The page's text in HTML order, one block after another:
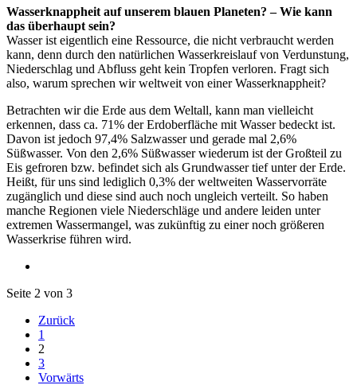
Wasserknappheit auf unserem blauen Planeten? – Wie kann
das überhaupt sein?
Wasser ist eigentlich eine Ressource, die nicht verbraucht werden
kann, denn durch den natürlichen Wasserkreislauf von Verdunstung,
Niederschlag und Abfluss geht kein Tropfen verloren. Fragt sich
also, warum sprechen wir weltweit von einer Wasserknappheit?
Betrachten wir die Erde aus dem Weltall, kann man vielleicht
erkennen, dass ca. 71% der Erdoberfläche mit Wasser bedeckt ist.
Davon ist jedoch 97,4% Salzwasser und gerade mal 2,6%
Süßwasser. Von den 2,6% Süßwasser wiederum ist der Großteil zu
Eis gefroren bzw. befindet sich als Grundwasser tief unter der Erde.
Heißt, für uns sind lediglich 0,3% der weltweiten Wasservorräte
zugänglich und diese sind auch noch ungleich verteilt. So haben
manche Regionen viele Niederschläge und andere leiden unter
extremen Wassermangel, was zukünftig zu einer noch größeren
Wasserkrise führen wird.
Seite 2 von 3
Zurück
1
2
3
Vorwärts